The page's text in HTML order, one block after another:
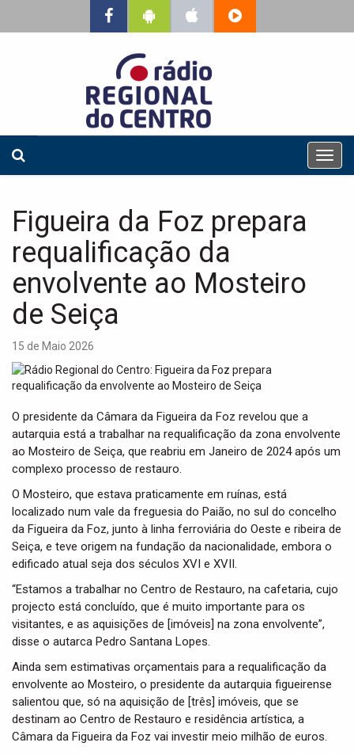
T
o
Figueira da Foz prepara
requalificação da
envolvente ao Mosteiro
de Seiça
15 de Maio 2026
O presidente da Câmara da Figueira da Foz revelou que a
autarquia está a trabalhar na requalificação da zona envolvente
ao Mosteiro de Seiça, que reabriu em Janeiro de 2024 após um
complexo processo de restauro.
O Mosteiro, que estava praticamente em ruínas, está
localizado num vale da freguesia do Paião, no sul do concelho
da Figueira da Foz, junto à linha ferroviária do Oeste e ribeira de
Seiça, e teve origem na fundação da nacionalidade, embora o
edificado atual seja dos séculos XVI e XVII.
“Estamos a trabalhar no Centro de Restauro, na cafetaria, cujo
projecto está concluído, que é muito importante para os
visitantes, e as aquisições de [imóveis] na zona envolvente”,
disse o autarca Pedro Santana Lopes.
Ainda sem estimativas orçamentais para a requalificação da
envolvente ao Mosteiro, o presidente da autarquia figueirense
salientou que, só na aquisição de [três] imóveis, que se
destinam ao Centro de Restauro e residência artística, a
Câmara da Figueira da Foz vai investir meio milhão de euros.